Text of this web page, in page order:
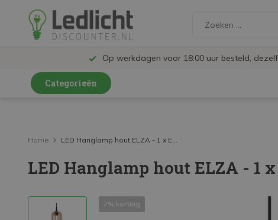
Op werkdagen voor 18:00 uur besteld,
Categorieën
LED Railspots
LED Panelen
LED Plafondlampen en Wandlampen
Home LED Hanglamp hout ELZA - 1 x E...
LED Hanglamp hout ELZA - 1
7% korting